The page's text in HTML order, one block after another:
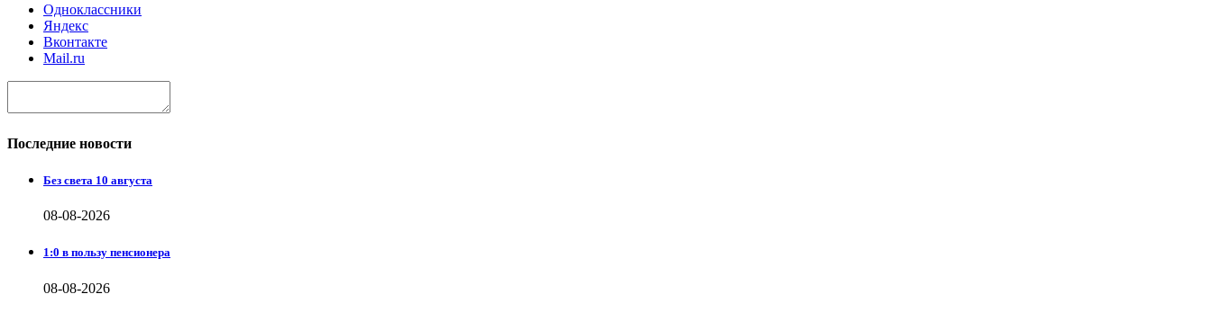
Одноклассники
Яндекс
Вконтакте
Mail.ru
Последние новости
Без света 10 августа
08-08-2026
1:0 в пользу пенсионера
08-08-2026